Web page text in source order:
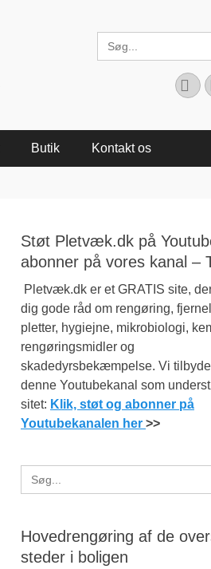
Search
for:
Butik Kontakt os
Støt Pletvæk.dk på
abonner på vores kanal –
Pletvæk.dk er et GRATIS site,
dig gode råd om rengøring,
pletter, hygiejne, mikrobiologi,
rengøringsmidler og
skadedyrsbekæmpelse. Vi
denne Youtubekanal som
sitet: Klik, støt og abonner på
Youtubekanalen her >>
Search
for:
Hovedrengøring af de
steder i boligen